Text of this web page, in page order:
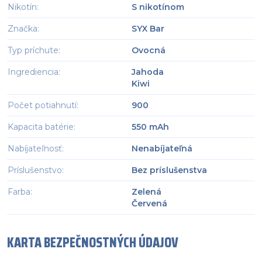
Nikotín: S nikotínom
Značka: SYX Bar
Typ príchute: Ovocná
Ingrediencia:
Jahoda
Kiwi
Počet potiahnutí: 900
Kapacita batérie: 550 mAh
Nabíjateľnosť: Nenabíjateľná
Príslušenstvo: Bez príslušenstva
Farba:
Zelená
Červená
KARTA BEZPEČNOSTNÝCH ÚDAJOV